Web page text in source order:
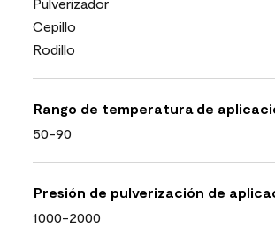
Pulverizador
Cepillo
Rodillo
Rango de temperatura de
50-90
Presión de pulverización de
1000-2000